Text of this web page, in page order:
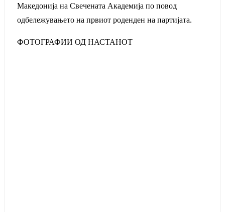
Македонија на Свечената Академија по повод
одбележувањето на првиот роденден на партијата.
ФОТОГРАФИИ ОД НАСТАНОТ